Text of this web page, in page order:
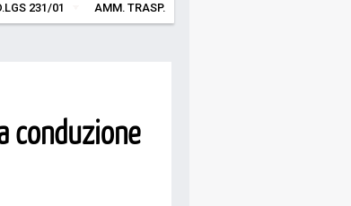
231/01 AMM. TRASP.
conduzione